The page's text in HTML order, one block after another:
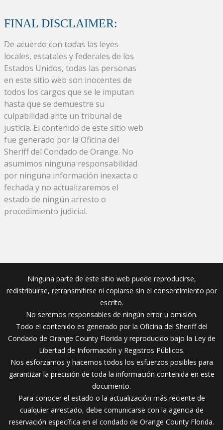
FINAL DISCLAIMER:
De acuerdo con todas las leyes
locales, estatales y federales de los
Estados Unidos, todas las personas
en este sitio web son inocentes de
todos los cargos que se le imputan
hasta que se demuestre su
culpabilidad ante un tribunal de
justicia. El contenido de este sitio web
fue generado por la Oficina del
Sheriff del Condado de Orange. No
asumimos ninguna responsabilidad
por ninguna información inexacta o
fechada y no actualizaremos el
estado de ningún arresto o
procedimiento judicial.
Ninguna parte de este sitio web puede reproducirse,
redistribuirse, retransmitirse ni copiarse sin el consentimiento por
escrito.
No seremos responsables de ningún error u omisión.
Todo el contenido es generado por la Oficina del Sheriff del
Condado de Orange County Florida y reproducido bajo la Ley de
Libertad de Información y Registros Públicos.
Nos esforzamos y hacemos todos los esfuerzos posibles para
garantizar la precisión de toda la información contenida en este
documento.
Para conocer el estado o la actualización más reciente de
cualquier arrestado, debe comunicarse con la agencia de
reservación específica en el condado de Orange County Florida.